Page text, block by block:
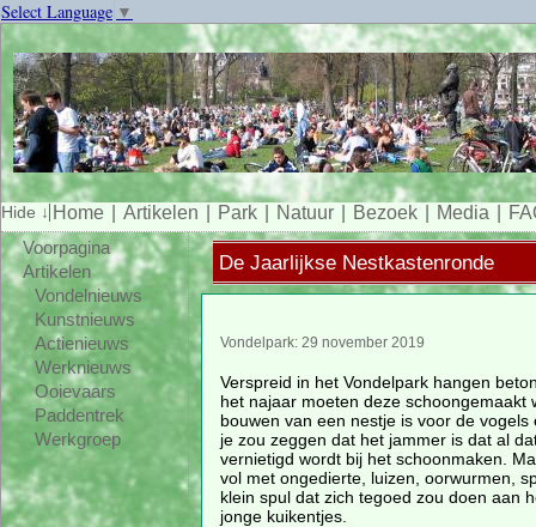
Select Language ▼
Home Artikelen Park Natuur Bezoek Media
Voorpagina
Artikelen
Vondelnieuws
Kunstnieuws
Actienieuws
Werknieuws
Ooievaars
Paddentrek
Werkgroep
De Jaarlijkse Nestkastenronde
Vondelpark: 29 november 2019
Verspreid in het Vondelpark hangen
het najaar moeten deze schoongemaakt
bouwen van een nestje is voor de
je zou zeggen dat het jammer is dat al
vernietigd wordt bij het schoonmaken.
vol met ongedierte, luizen, oorwurmen,
klein spul dat zich tegoed zou doen aan
jonge kuikentjes.